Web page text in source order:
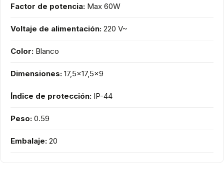
Factor de potencia: Max 60W
Voltaje de alimentación: 220 V~
Color: Blanco
Dimensiones: 17,5x17,5x9
Índice de protección: IP-44
Peso: 0.59
Embalaje: 20